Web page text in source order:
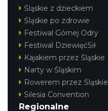
Śląskie z dzieckiem
Śląskie po zdrowie
Festiwal Górnej Odry
Festiwal DziewięćSił
Kajakiem przez Śląskie
Narty w Śląskim
Rowerem przez Śląskie
Silesia Convention
Regionalne